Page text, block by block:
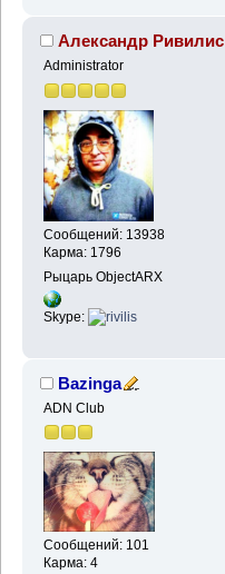
Александр Ривилис
Administrator
Сообщений: 13938
Карма: 1796
Рыцарь ObjectARX
Skype:
Bazinga
ADN Club
Сообщений: 101
Карма: 4